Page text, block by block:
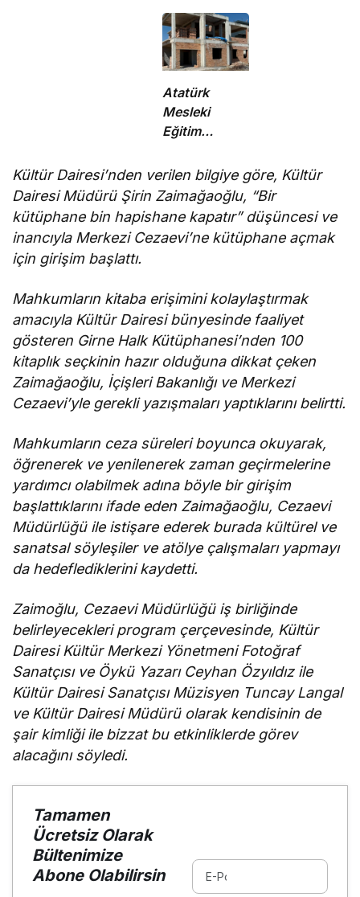
değil, geleceği
planlayan
politikalara ihtiyaç
var”
Atatürk
Mesleki
Eğitim
inşaatı durma
noktasında!
Kültür Dairesi’nden verilen bilgiye göre, Kültür
Dairesi Müdürü Şirin Zaimağaoğlu, “Bir
kütüphane bin hapishane kapatır” düşüncesi ve
inancıyla Merkezi Cezaevi’ne kütüphane açmak
için girişim başlattı.
Mahkumların kitaba erişimini kolaylaştırmak
amacıyla Kültür Dairesi bünyesinde faaliyet
gösteren Girne Halk Kütüphanesi’nden 100
kitaplık seçkinin hazır olduğuna dikkat çeken
Zaimağaoğlu, İçişleri Bakanlığı ve Merkezi
Cezaevi’yle gerekli yazışmaları yaptıklarını belirtti.
Mahkumların ceza süreleri boyunca okuyarak,
öğrenerek ve yenilenerek zaman geçirmelerine
yardımcı olabilmek adına böyle bir girişim
başlattıklarını ifade eden Zaimağaoğlu, Cezaevi
Müdürlüğü ile istişare ederek burada kültürel ve
sanatsal söyleşiler ve atölye çalışmaları yapmayı
da hedeflediklerini kaydetti.
Zaimoğlu, Cezaevi Müdürlüğü iş birliğinde
belirleyecekleri program çerçevesinde, Kültür
Dairesi Kültür Merkezi Yönetmeni Fotoğraf
Sanatçısı ve Öykü Yazarı Ceyhan Özyıldız ile
Kültür Dairesi Sanatçısı Müzisyen Tuncay Langal
ve Kültür Dairesi Müdürü olarak kendisinin de
şair kimliği ile bizzat bu etkinliklerde görev
alacağını söyledi.
Tamamen
Ücretsiz Olarak
Bültenimize
Abone Olabilirsin